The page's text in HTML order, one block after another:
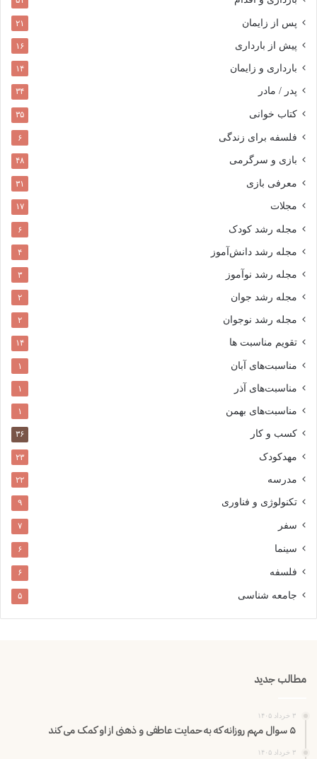
پس از زایمان ۲۱
پیش از بارداری ۱۶
بارداری و زایمان ۱۴
پدر / مادر ۳۴
کتاب خوانی ۳۵
فلسفه برای زندگی ۶
بازی و سرگرمی ۴۸
معرفی بازی ۳۱
مجلات ۱۷
مجله رشد کودک ۶
مجله رشد دانش‌آموز ۴
مجله رشد نوآموز ۳
مجله رشد جوان ۲
مجله رشد نوجوان ۲
تقویم مناسبت ها ۱۴
مناسبت‌های آبان ۱
مناسبت‌های آذر ۱
مناسبت‌های بهمن ۱
کسب و کار ۳۶
مهدکودک ۲۳
مدرسه ۲۲
تکنولوژی و فناوری ۹
سفر ۷
سینما ۶
فلسفه ۶
جامعه شناسی ۵
مطالب جدید
۳ خرداد ۱۴۰۵
۵ سوال مهم روزانه که به حمایت عاطفی و ذهنی از او کمک می کند
۳ خرداد ۱۴۰۵